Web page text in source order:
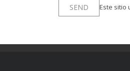
Este sitio